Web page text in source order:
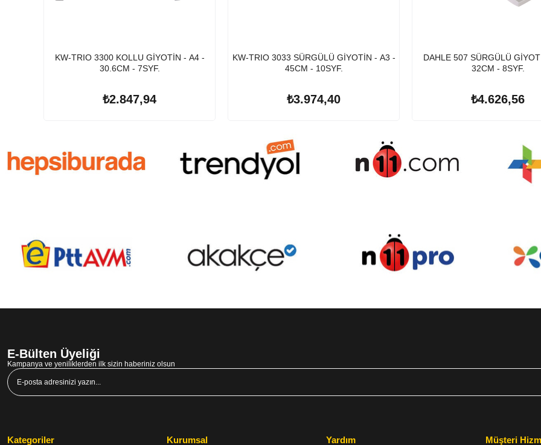
KW-TRIO 3300 KOLLU GİYOTİN - A4 -
30.6CM - 7SYF.
₺2.847,94
KW-TRIO 3033 SÜRGÜLÜ GİYOTİN - A3 -
45CM - 10SYF.
₺3.974,40
DAHLE 507 SÜRGÜLÜ
32CM - 8SYF.
₺4.626,56
E-Bülten Üyeliği
Kampanya ve yeniliklerden ilk sizin haberiniz olsun
Kategoriler Kurumsal Yardım Müşteri